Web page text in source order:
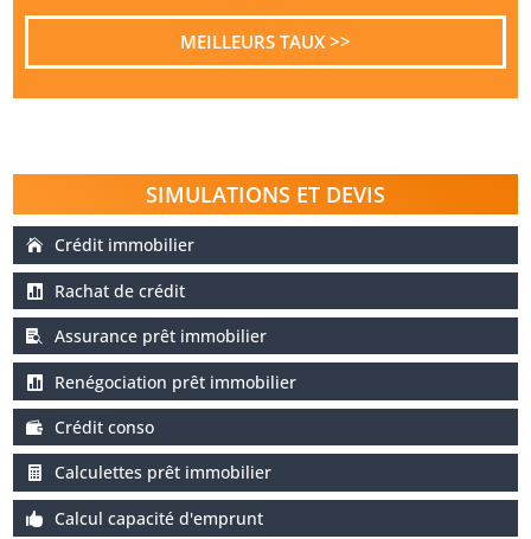
MEILLEURS TAUX >>
SIMULATIONS ET DEVIS
Crédit immobilier
Rachat de crédit
Assurance prêt immobilier
Renégociation prêt immobilier
Crédit conso
Calculettes prêt immobilier
Calcul capacité d'emprunt